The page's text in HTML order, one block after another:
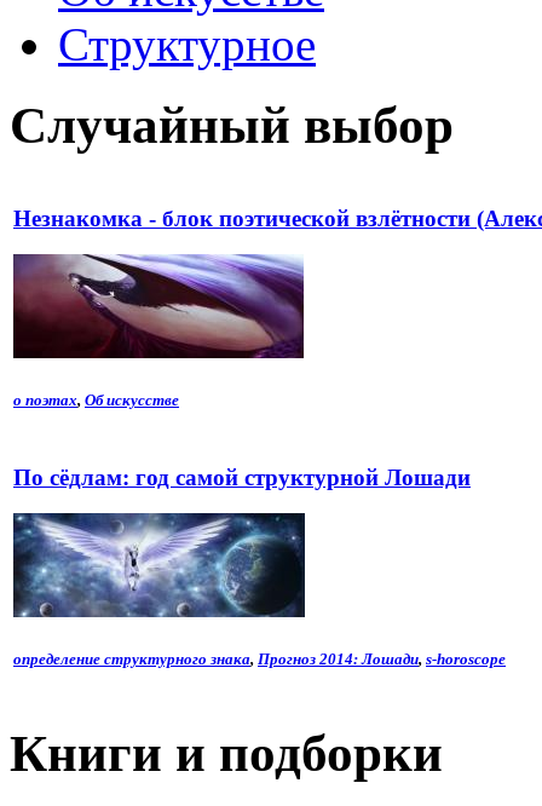
Структурное
Случайный выбор
Незнакомка - блок поэтической взлётности
о поэтах, Об искусстве
По сёдлам: год самой структурной Лошади
определение структурного знака, Прогноз 2014: Лошади, s-horoscope
Книги и подборки